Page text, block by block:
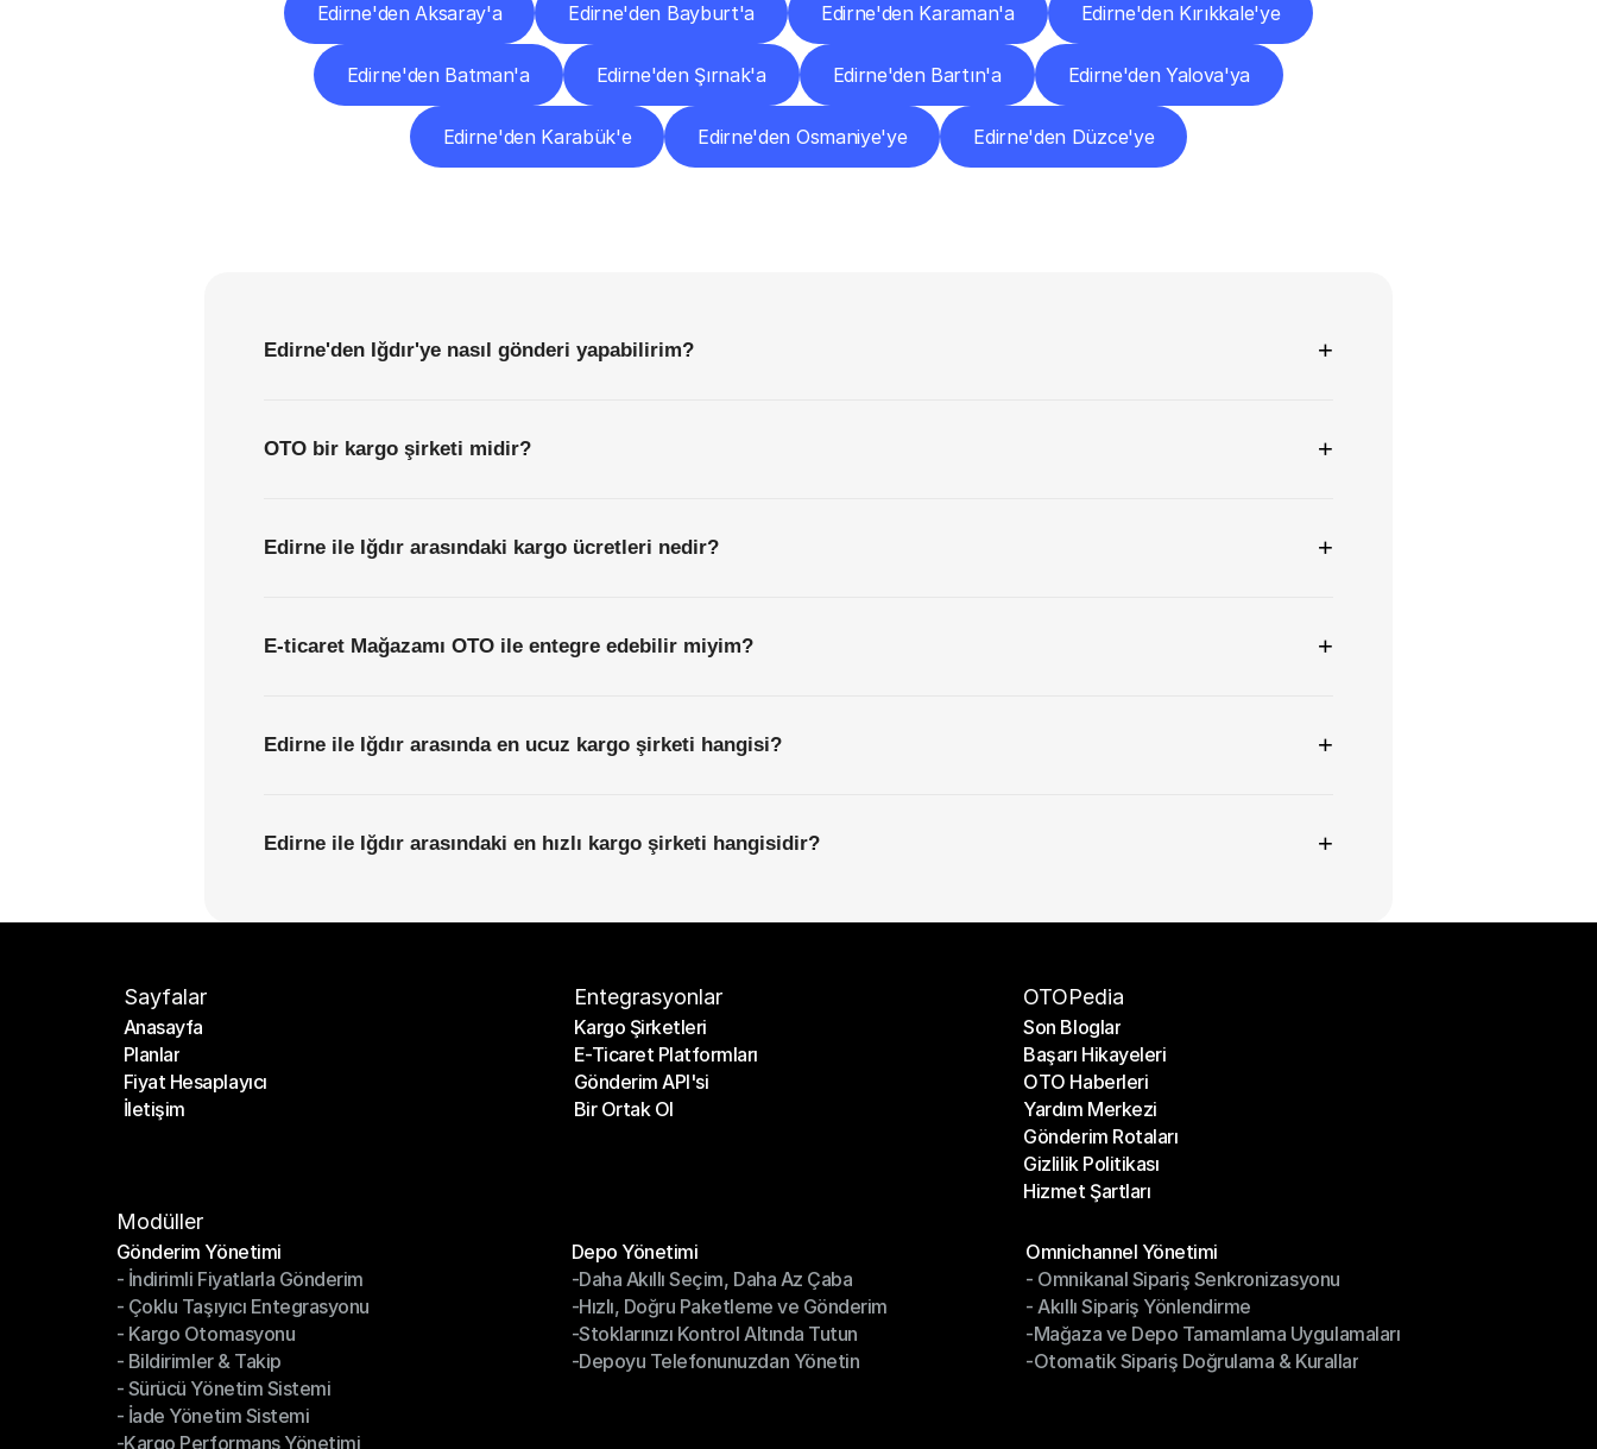
Edirne'den Aksaray'a Edirne'den Bayburt'a Edirne'den Karaman'a Edirne'den Kırıkkale'ye
Edirne'den Batman'a Edirne'den Şırnak'a Edirne'den Bartın'a Edirne'den Yalova'ya
Edirne'den Karabük'e Edirne'den Osmaniye'ye Edirne'den Düzce'ye
Edirne'den Iğdır'ye nasıl gönderi yapabilirim? +
OTO bir kargo şirketi midir? +
Edirne ile Iğdır arasındaki kargo ücretleri nedir? +
E-ticaret Mağazamı OTO ile entegre edebilir miyim? +
Edirne ile Iğdır arasında en ucuz kargo şirketi hangisi? +
Edirne ile Iğdır arasındaki en hızlı kargo şirketi hangisidir? +
Sayfalar
Anasayfa
Anasayfa
Planlar
Planlar
Fiyat Hesaplayıcı
Fiyat Hesaplayıcı
İletişim
Entegrasyonlar
Kargo Şirketleri
Kargo Şirketleri
E-Ticaret Platformları
E-Ticaret Platformları
Gönderim API'si
Gönderim API'si
Bir Ortak Ol
OTOPedia
Son Bloglar
Son Bloglar
Başarı Hikayeleri
Başarı Hikayeleri
OTO Haberleri
OTO Haberleri
Yardım Merkezi
Yardım Merkezi
Gönderim Rotaları
Gönderim Rotaları
Gizlilik Politikası
Gizlilik Politikası
Hizmet Şartları
Modüller
Gönderim Yönetimi
Gönderim Yönetimi
- İndirimli Fiyatlarla Gönderim
- İndirimli Fiyatlarla Gönderim
- Çoklu Taşıyıcı Entegrasyonu
- Çoklu Taşıyıcı Entegrasyonu
- Kargo Otomasyonu
- Kargo Otomasyonu
- Bildirimler & Takip
- Bildirimler & Takip
- Sürücü Yönetim Sistemi
- Sürücü Yönetim Sistemi
- İade Yönetim Sistemi
- İade Yönetim Sistemi
-Kargo Performans Yönetimi
Depo Yönetimi
Depo Yönetimi
-Daha Akıllı Seçim, Daha Az Çaba
-Daha Akıllı Seçim, Daha Az Çaba
-Hızlı, Doğru Paketleme ve Gönderim
-Hızlı, Doğru Paketleme ve Gönderim
-Stoklarınızı Kontrol Altında Tutun
-Stoklarınızı Kontrol Altında Tutun
-Depoyu Telefonunuzdan Yönetin
Omnichannel Yönetimi
Omnichannel Yönetimi
- Omnikanal Sipariş Senkronizasyonu
- Omnikanal Sipariş Senkronizasyonu
- Akıllı Sipariş Yönlendirme
- Akıllı Sipariş Yönlendirme
-Mağaza ve Depo Tamamlama Uygulamaları
-Mağaza ve Depo Tamamlama Uygulamaları
-Otomatik Sipariş Doğrulama & Kurallar